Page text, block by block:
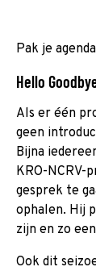
Pak je
Hello
Als er één
geen
Bijna
KRO-NCRV-
gesprek te
ophalen. Hij
zijn en zo
Ook dit